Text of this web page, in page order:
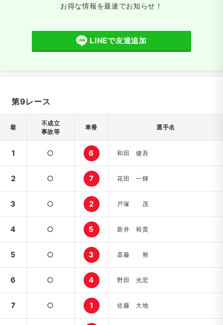
お得な情報を最速でお知らせ！
LINEで友達追加
第9レース
着
不成立
事故等
車番 選手名
1 ○ 6 和田 健吾
2 ○ 7 花田 一輝
3 ○ 2 戸塚 茂
4 ○ 5 新井 裕貴
5 ○ 3 斎藤 努
6 ○ 4 野田 光宏
7 ○ 1 佐藤 大地